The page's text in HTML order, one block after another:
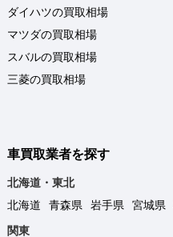
ダイハツの買取相場
マツダの買取相場
スバルの買取相場
三菱の買取相場
車買取業者を探す
北海道・東北
北海道
青森県 岩手県 宮城県
関東